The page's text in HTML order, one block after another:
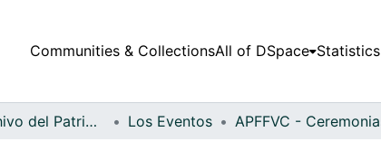
Communities & CollectionsAll of DSpace Statistics
Fondo Archivo del Patrimonio Fotográfico y Fílmico del Valle del Cauca Los Eventos